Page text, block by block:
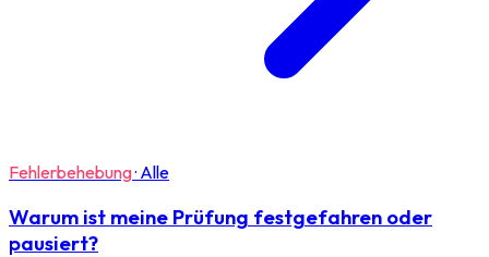
Fehlerbehebung· Alle
Warum ist meine Prüfung festgefahren oder
pausiert?